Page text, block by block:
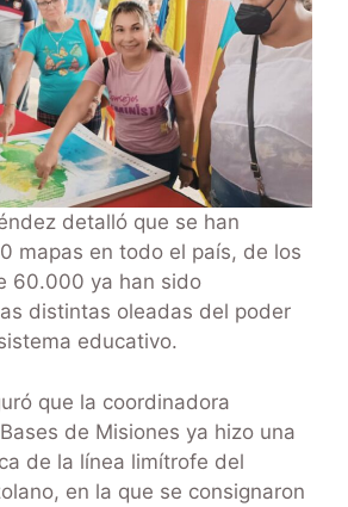
detalló que se han
mapas en todo el país, de los
60.000 ya han sido
distintas oleadas del poder
educativo.
que la coordinadora
de Misiones ya hizo una
de la línea limítrofe del
en la que se consignaron